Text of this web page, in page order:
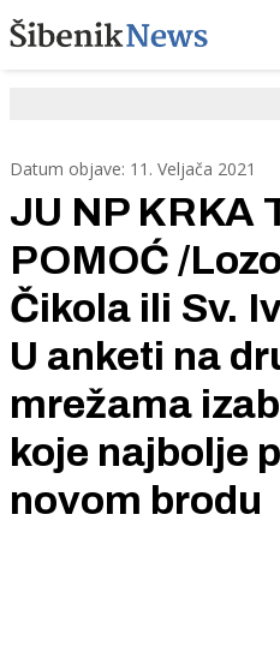
Datum objave: 11. Veljača 2021
JU NP KRKA
POMOĆ /
Čikola ili Sv.
U anketi na
mrežama
koje najbolje
novom brodu